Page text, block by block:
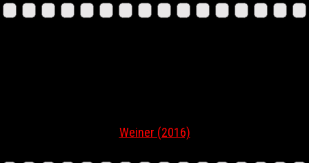
Weiner (2016)